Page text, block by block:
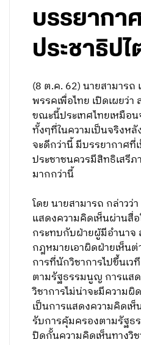
บรรยากา
ประชาธิปไ
(8 ต.ค. 62) นายสามารถ
พรรคเพื่อไทย เปิดเผยว่
ขณะนี้ประเทศไทยเหมือ
ทั้งๆที่ในความเป็นจริงห
จะดีกว่านี้ มีบรรยากาศที่
ประชาชนควรมีสิทธิเสรี
มากกว่านี้
โดย นายสามารถ กล่าวว่
แสดงความคิดเห็นผ่านสื่
กระทบกับฝ่ายผู้มีอำนาจ
กฎหมายเอาผิดฝ่ายเห็น
การที่นักวิชาการไปขึ้นเ
ตามรัฐธรรมนูญ การแส
วิชาการไม่น่าจะมีความผิ
เป็นการแสดงความคิดเ
รับการคุ้มครองตามรัฐธ
ปิดกั้นความคิดเห็นทางวิ